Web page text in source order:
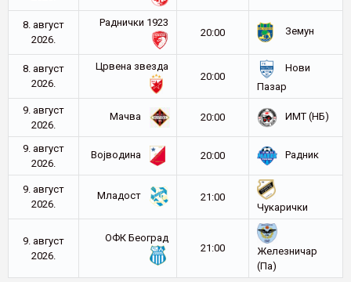
8. август
2026.
Раднички 1923
20:00
Земун
8. август
2026.
Црвена звезда
20:00
Нови
Пазар
9. август
2026.
Мачва 20:00 ИМТ (НБ)
9. август
2026.
Војводина 20:00 Радник
9. август
2026.
Младост
21:00
Чукарички
9. август
2026.
ОФК Београд
21:00
Железничар
(Па)